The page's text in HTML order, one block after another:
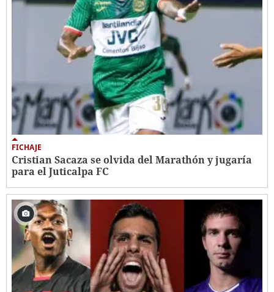
FICHAJE
Cristian Sacaza se olvida del Marathón y jugaría
para el Juticalpa FC